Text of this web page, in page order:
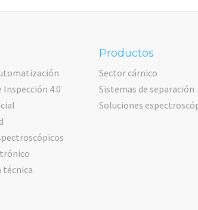
Inspección 4.0
técnica
Productos
Sector cárnico
Sistemas de separación
Soluciones